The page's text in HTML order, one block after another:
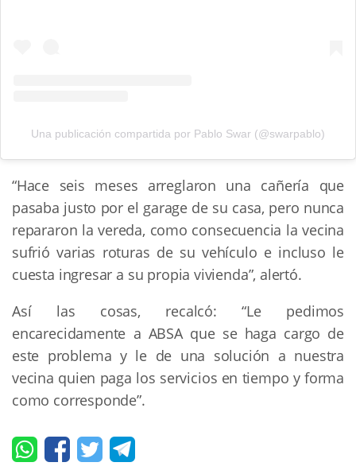
Una publicación compartida por Pablo Swar (@swarpablo)
“Hace seis meses arreglaron una cañería que
pasaba justo por el garage de su casa, pero nunca
repararon la vereda, como consecuencia la vecina
sufrió varias roturas de su vehículo e incluso le
cuesta ingresar a su propia vivienda”, alertó.
Así las cosas, recalcó: “Le pedimos
encarecidamente a ABSA que se haga cargo de
este problema y le de una solución a nuestra
vecina quien paga los servicios en tiempo y forma
como corresponde”.